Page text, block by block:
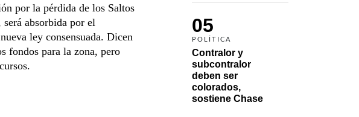
05
POLÍTICA
Contralor y
subcontralor
deben ser
colorados,
sostiene Chase
por la pérdida de los Saltos
absorbida por el
ley consensuada. Dicen
fondos para la zona, pero